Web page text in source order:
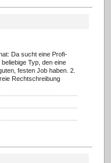
Da sucht eine Profi-
Typ, den eine
festen Job haben. 2.
Rechtschreibung